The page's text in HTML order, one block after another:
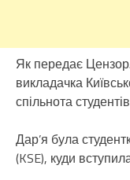
Як передає
викладачка
спільнота
Дар’я була
(KSE), куди